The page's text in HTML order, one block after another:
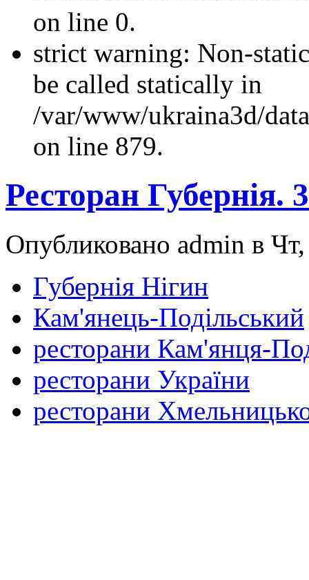
on line 0.
strict warning: Non-
be called statically in
/var/www/ukraina3d/
on line 879.
Ресторан Губернія.
Опубликовано admin в
Губернія Нігин
Кам'янець-Подільський
ресторани Кам'янця-
ресторани України
ресторани